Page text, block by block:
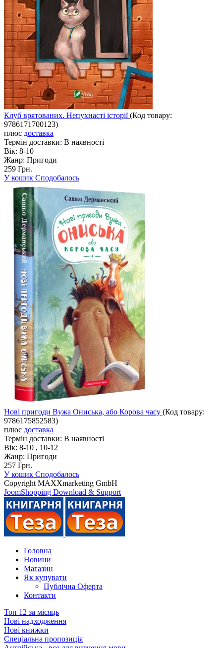
Клуб врятованих. Непухнасті історії(Код товару:
9786171700123)
плюс доставка
Термін доставки: В наявності
Вік: 8-10
Жанр: Пригоди
259 Грн.
У кошик Сподобалось
Новi пригоди Вужа Ониська, або Корова часу (Код товару:
9786175852583)
плюс доставка
Термін доставки: В наявності
Вік: 8-10 , 10-12
Жанр: Пригоди
257 Грн.
У кошик Сподобалось
Copyright MAXXmarketing GmbH
JoomShopping Download & Support
Головна
Новини
Магазин
Як купувати
Публічна Оферта
Контакти
Топ 12 за місяць
Нові надходження
Нові книжки
Спеціальна пропозиція